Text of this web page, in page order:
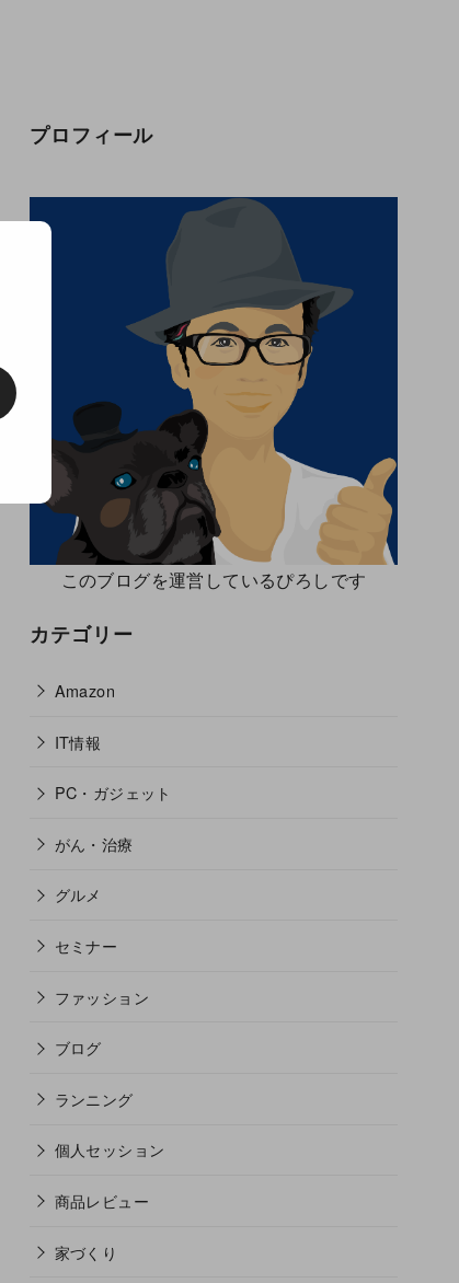
プロフィール
このブログを運営しているぴろしです
カテゴリー
Amazon
IT情報
PC・ガジェット
がん・治療
グルメ
セミナー
ファッション
ブログ
ランニング
個人セッション
商品レビュー
家づくり